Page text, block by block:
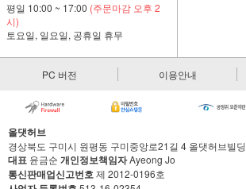
평일 10:00 ~ 17:00 (주문마감 오후 2
시)
토요일, 일요일, 공휴일 휴무
PC 버전 이용안내
올댓허브
경상북도 구미시 원평동 구미중앙로21길 4 올댓허브빌딩
대표 윤금순 개인정보책임자Ayeong Jo
통신판매업신고번호제 2012-0196호